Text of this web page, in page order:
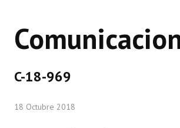
CONCEJO
C-18-969
18 Octubre 2018